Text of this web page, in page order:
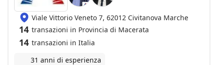
Viale Vittorio Veneto 7, 62012 Civitanova Marche
14 transazioni in Provincia di Macerata
14 transazioni in Italia
31 anni di esperienza